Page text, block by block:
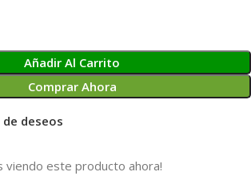
Añadir Al Carrito
Comprar Ahora
deseos
viendo este producto ahora!